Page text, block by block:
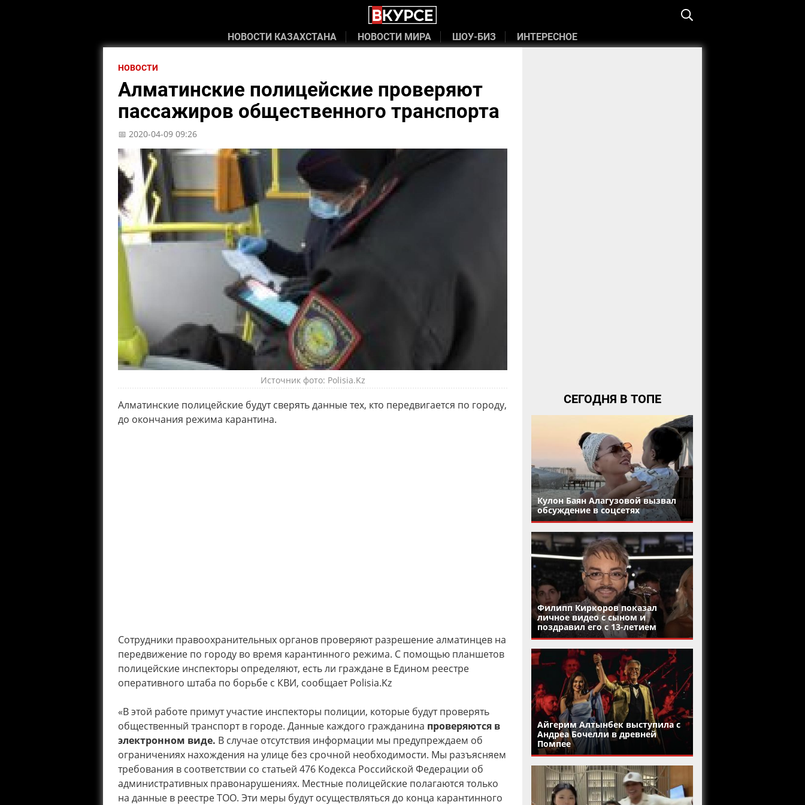
НОВОСТИ КАЗАХСТАНА НОВОСТИ МИРА ШОУ-БИЗ ИНТЕРЕСНОЕ
НОВОСТИ
Алматинские полицейские проверяют
пассажиров общественного транспорта
📅 2020-04-09 09:26
Источник фото: Polisia.Kz
Алматинские полицейские будут сверять данные тех, кто передвигается по городу,
до окончания режима карантина.
Сотрудники правоохранительных органов проверяют разрешение алматинцев на
передвижение по городу во время карантинного режима. С помощью планшетов
полицейские инспекторы определяют, есть ли граждане в Едином реестре
оперативного штаба по борьбе с КВИ, сообщает Polisia.Kz
«В этой работе примут участие инспекторы полиции, которые будут проверять
общественный транспорт в городе. Данные каждого гражданина проверяются в
электронном виде. В случае отсутствия информации мы предупреждаем об
ограничениях нахождения на улице без срочной необходимости. Мы разъясняем
требования в соответствии со статьей 476 Кодекса Российской Федерации об
административных правонарушениях. Местные полицейские полагаются только
на данные в реестре ТОО. Эти меры будут осуществляться до конца карантинного
СЕГОДНЯ В ТОПЕ
Кулон Баян Алагузовой вызвал
обсуждение в соцсетях
Филипп Киркоров показал
личное видео с сыном и
поздравил его с 13-летием
Айгерим Алтынбек выступила с
Андреа Бочелли в древней
Помпее